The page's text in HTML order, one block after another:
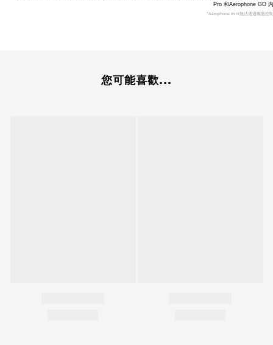
Pro 和Aerophone GO
*Aerophone mini無法透過嘴唇控
您可能喜歡...